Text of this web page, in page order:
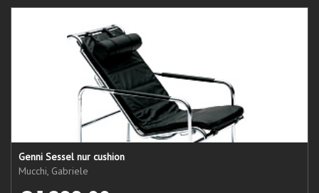
Genni Sessel nur cushion
Mucchi, Gabriele